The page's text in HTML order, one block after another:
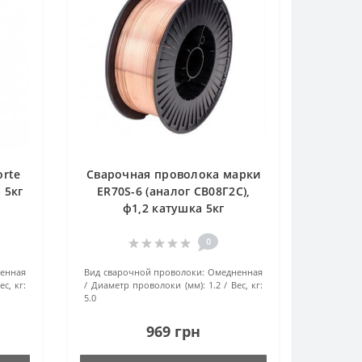
кг:
Сварочная проволока марки
ER70S-6 (аналог СВ08Г2С),
ф1,2 катушка 5кг
0
Вид сварочной проволоки: Омедненная
Диаметр проволоки (мм): 1.2
Вес, кг:
5.0
969 грн